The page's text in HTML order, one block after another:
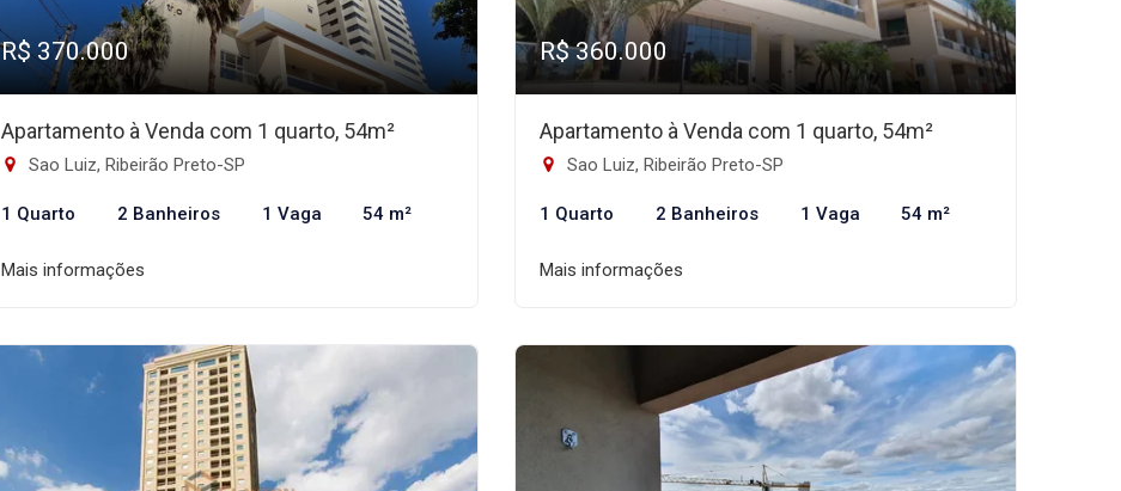
R$ 370.000
Apartamento à Venda com 1 quarto, 54m²
Sao Luiz, Ribeirão Preto-SP
1 Quarto 2 Banheiros 1 Vaga 54 m²
Mais informações
R$ 360.000
Apartamento à Venda com 1 quarto, 54m²
Sao Luiz, Ribeirão Preto-SP
1 Quarto 2 Banheiros 1 Vaga 54 m²
Mais informações